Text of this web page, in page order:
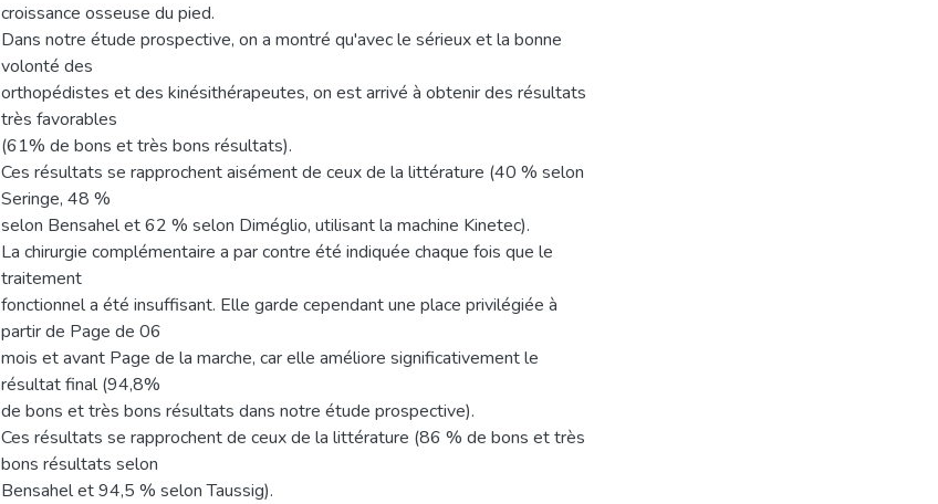
croissance osseuse du pied.
Dans notre étude prospective, on a montré qu'avec le sérieux et la bonne
volonté des
orthopédistes et des kinésithérapeutes, on est arrivé à obtenir des résultats
très favorables
(61% de bons et très bons résultats).
Ces résultats se rapprochent aisément de ceux de la littérature (40 % selon
Seringe, 48 %
selon Bensahel et 62 % selon Diméglio, utilisant la machine Kinetec).
La chirurgie complémentaire a par contre été indiquée chaque fois que le
traitement
fonctionnel a été insuffisant. Elle garde cependant une place privilégiée à
partir de Page de 06
mois et avant Page de la marche, car elle améliore significativement le
résultat final (94,8%
de bons et très bons résultats dans notre étude prospective).
Ces résultats se rapprochent de ceux de la littérature (86 % de bons et très
bons résultats selon
Bensahel et 94,5 % selon Taussig).